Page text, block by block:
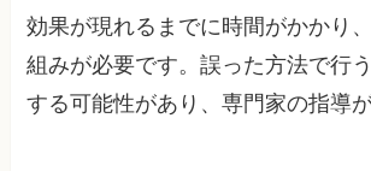
効果が現れるまでに時間がかかり
組みが必要です。誤った方法で行
する可能性があり、専門家の指導